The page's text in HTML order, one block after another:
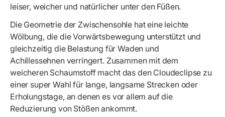
leiser, weicher und natürlicher unter den Füßen.
Die Geometrie der Zwischensohle hat eine leichte
Wölbung, die die Vorwärtsbewegung unterstützt und
gleichzeitig die Belastung für Waden und
Achillessehnen verringert. Zusammen mit dem
weicheren Schaumstoff macht das den Cloudeclipse zu
einer super Wahl für lange, langsame Strecken oder
Erholungstage, an denen es vor allem auf die
Reduzierung von Stößen ankommt.